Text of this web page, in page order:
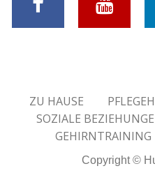
ZU HAUSE
SOZIALE
GEHIRNTRAINING
Copyright ©